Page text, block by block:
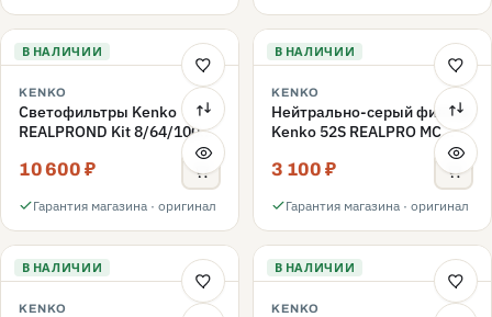
В НАЛИЧИИ
KENKO
Светофильтры Kenko
REALPROND Kit 8/64/1000
10 600 ₽
Гарантия магазина · оригинал
В НАЛИЧИИ
KENKO
Нейтрально-серый фильтр
Kenko 52S REALPRO MC
3 100 ₽
Гарантия магазина · оригинал
В НАЛИЧИИ
KENKO
В НАЛИЧИИ
KENKO